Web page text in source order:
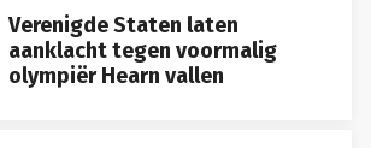
Verenigde Staten laten
aanklacht tegen voormalig
olympiër Hearn vallen